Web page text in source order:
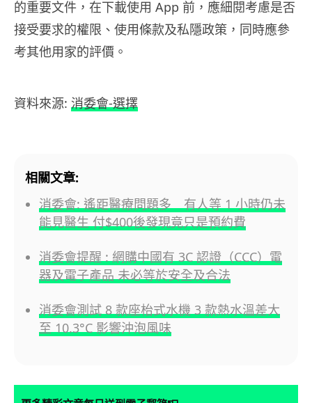
的重要文件，在下載使用 App 前，應細閱考慮是否
接受要求的權限、使用條款及私隱政策，同時應參
考其他用家的評價。
資料來源: 消委會-選擇
相關文章:
消委會: 遙距醫療問題多 有人等 1 小時仍未
能見醫生 付$400後發現竟只是預約費
消委會提醒 : 網購中國有 3C 認證（CCC）電
器及電子產品 未必等於安全及合法
消委會測試 8 款座枱式水機 3 款熱水溫差大
至 10.3°C 影響沖泡風味